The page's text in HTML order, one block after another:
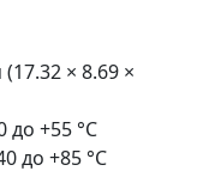
× 8.69 ×
+55 °C
до +85 °C